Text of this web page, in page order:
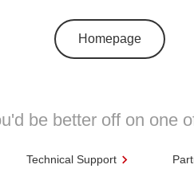
Homepage
be better off on one
Technical Support